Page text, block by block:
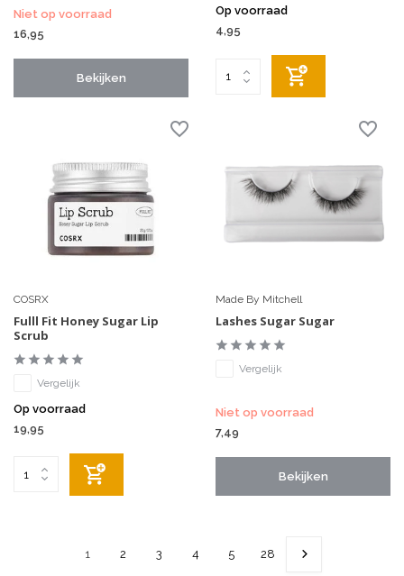
Niet op voorraad
16,95
Bekijken
Op voorraad
4,95
COSRX
Fulll Fit Honey Sugar Lip
Scrub
Vergelijk
Op voorraad
19,95
Made By Mitchell
Lashes Sugar Sugar
Vergelijk
Niet op voorraad
7,49
Bekijken
1 2 3 4 5 28